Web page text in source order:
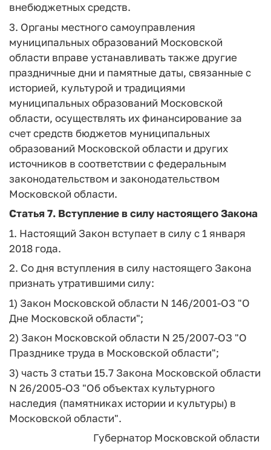
внебюджетных средств.
3. Органы местного самоуправления
муниципальных образований Московской
области вправе устанавливать также другие
праздничные дни и памятные даты, связанные с
историей, культурой и традициями
муниципальных образований Московской
области, осуществлять их финансирование за
счет средств бюджетов муниципальных
образований Московской области и других
источников в соответствии с федеральным
законодательством и законодательством
Московской области.
Статья 7. Вступление в силу настоящего Закона
1. Настоящий Закон вступает в силу с 1 января
2018 года.
2. Со дня вступления в силу настоящего Закона
признать утратившими силу:
1) Закон Московской области N 146/2001-ОЗ "О
Дне Московской области";
2) Закон Московской области N 25/2007-ОЗ "О
Празднике труда в Московской области";
3) часть 3 статьи 15.7 Закона Московской области
N 26/2005-ОЗ "Об объектах культурного
наследия (памятниках истории и культуры) в
Московской области".
Губернатор Московской области